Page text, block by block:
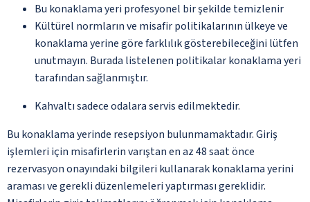
Bu konaklama yeri profesyonel bir şekilde temizlenir
Kültürel normların ve misafir politikalarının ülkeye ve
konaklama yerine göre farklılık gösterebileceğini lütfen
unutmayın. Burada listelenen politikalar konaklama yeri
tarafından sağlanmıştır.
Kahvaltı sadece odalara servis edilmektedir.
Bu konaklama yerinde resepsiyon bulunmamaktadır. Giriş
işlemleri için misafirlerin varıştan en az 48 saat önce
rezervasyon onayındaki bilgileri kullanarak konaklama yerini
araması ve gerekli düzenlemeleri yaptırması gereklidir.